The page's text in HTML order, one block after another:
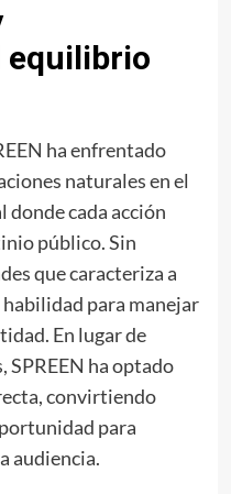
equilibrio
ha enfrentado
naturales en el
cada acción
público. Sin
que caracteriza a
para manejar
En lugar de
SPREEN ha optado
convirtiendo
para
audiencia.